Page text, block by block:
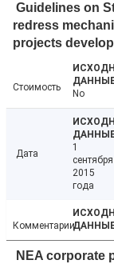
Guidelines on
redress
projects
Стоимость
No
Дата
1
сентября
2015
года
Комментарии
NEA corporate